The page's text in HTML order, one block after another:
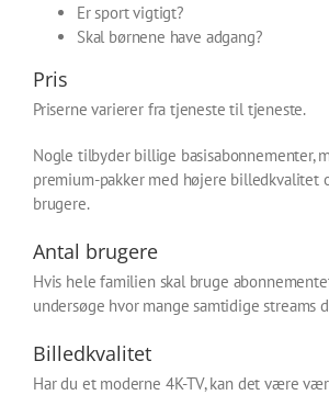
Er sport vigtigt?
Skal børnene have adgang?
Pris
Priserne varierer fra tjeneste til tjeneste.
Nogle tilbyder billige basisabonnementer,
premium-pakker med højere billedkvalitet
brugere.
Antal brugere
Hvis hele familien skal bruge
undersøge hvor mange samtidige streams
Billedkvalitet
Har du et moderne 4K-TV, kan det være